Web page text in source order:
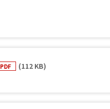
PDF (112 KB)